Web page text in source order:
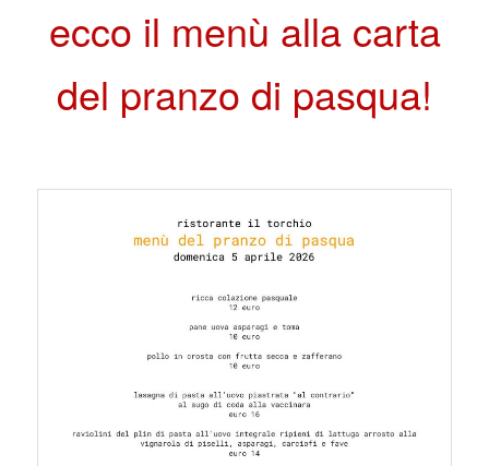
ecco il menù alla carta
del pranzo di pasqua!